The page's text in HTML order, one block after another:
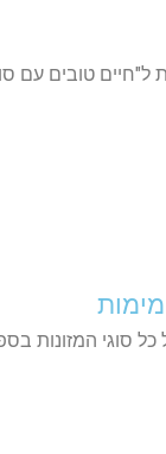
ל"חיים טובים
סוגי המזונות